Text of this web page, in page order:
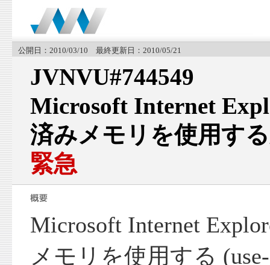
公開日：2010/03/10 最終更新日：2010/05/21
JVNVU#744549
Microsoft Internet
済みメモリを使用す
緊急
Microsoft Internet
メモリを使用する